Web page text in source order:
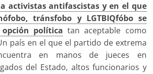
activistas antifascistas y en el que
tránsfobo y LGTBIQfóbo se
política tan aceptable como
país en el que el partido de extrema
en manos de jueces en
del Estado, altos funcionarios y